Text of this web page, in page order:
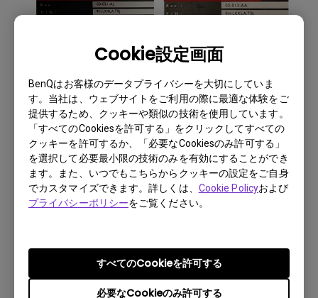
Cookie設定画面
BenQはお客様のデータプライバシーを大切にしていま
す。当社は、ウェブサイトをご利用の際に最適な体験をご
提供するため、クッキーや類似の技術を使用しています。
「すべてのCookiesを許可する」をクリックしてすべての
クッキーを許可するか、「必要なCookiesのみ許可する」
を選択して必要最小限の技術のみを有効にすることができ
ます。また、いつでもこちらからクッキーの設定をご自身
でカスタマイズできます。詳しくは、 Cookie Policyおよび
プライバシーポリシーをご覧ください。
必要なCookieのみ許可する
すべてのCookieを許可する